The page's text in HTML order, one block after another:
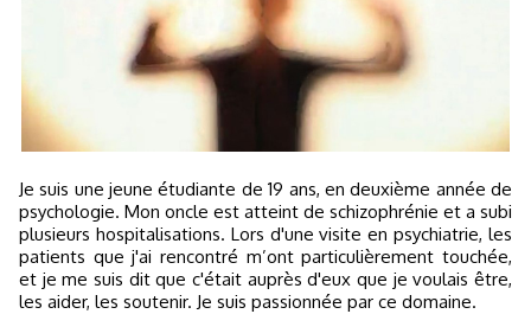
Je suis une jeune étudiante de 19 ans, en deuxième année de
psychologie. Mon oncle est atteint de schizophrénie et a subi
plusieurs hospitalisations. Lors d'une visite en psychiatrie, les
patients que j'ai rencontré m’ont particulièrement touchée,
et je me suis dit que c'était auprès d'eux que je voulais être,
les aider, les soutenir. Je suis passionnée par ce domaine.